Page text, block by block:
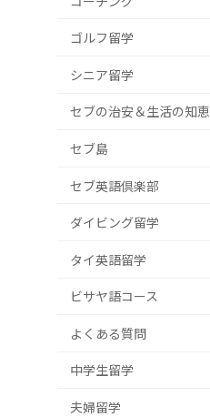
ゴルフ留学
シニア留学
セブの治安＆生活の知恵
セブ島
セブ英語倶楽部
ダイビング留学
タイ英語留学
ビサヤ語コース
よくある質問
中学生留学
夫婦留学